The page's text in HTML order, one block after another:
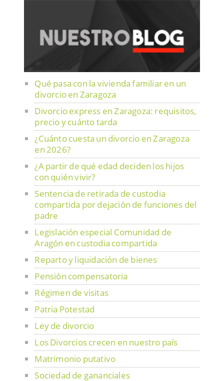
Qué pasa con la vivienda familiar en un
divorcio en Zaragoza
Divorcio express en Zaragoza: requisitos,
precio y cuánto tarda
¿Cuánto cuesta un divorcio en Zaragoza
en 2026?
¿A partir de qué edad deciden los hijos
con quién vivir?
Sentencia de retirada de custodia
compartida por dejación de funciones del
padre
Legislación especial Comunidad de
Aragón en custodia compartida
Reparto y liquidación de bienes
Pensión compensatoria
Régimen de visitas
Patria Potestad
Ley de divorcio
Los Divorcios crecen en nuestro país
Matrimonio putativo
Sociedad de gananciales